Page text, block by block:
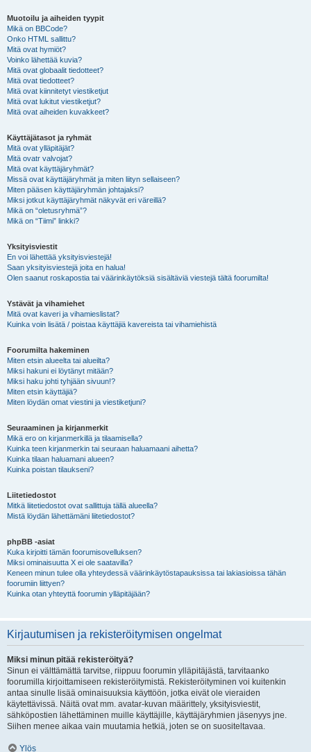
Muotoilu ja aiheiden tyypit
Mikä on BBCode?
Onko HTML sallittu?
Mitä ovat hymiöt?
Voinko lähettää kuvia?
Mitä ovat globaalit tiedotteet?
Mitä ovat tiedotteet?
Mitä ovat kiinnitetyt viestiketjut
Mitä ovat lukitut viestiketjut?
Mitä ovat aiheiden kuvakkeet?
Käyttäjätasot ja ryhmät
Mitä ovat ylläpitäjät?
Mitä ovatr valvojat?
Mitä ovat käyttäjäryhmät?
Missä ovat käyttäjäryhmät ja miten liityn sellaiseen?
Miten pääsen käyttäjäryhmän johtajaksi?
Miksi jotkut käyttäjäryhmät näkyvät eri väreillä?
Mikä on “oletusryhmä”?
Mikä on “Tiimi” linkki?
Yksityisviestit
En voi lähettää yksityisviestejä!
Saan yksityisviestejä joita en halua!
Olen saanut roskapostia tai väärinkäytöksiä sisältäviä viestejä tältä foorumilta!
Ystävät ja vihamiehet
Mitä ovat kaveri ja vihamieslistat?
Kuinka voin lisätä / poistaa käyttäjiä kavereista tai vihamiehistä
Foorumilta hakeminen
Miten etsin alueelta tai alueilta?
Miksi hakuni ei löytänyt mitään?
Miksi haku johti tyhjään sivuun!?
Miten etsin käyttäjiä?
Miten löydän omat viestini ja viestiketjuni?
Seuraaminen ja kirjanmerkit
Mikä ero on kirjanmerkillä ja tilaamisella?
Kuinka teen kirjanmerkin tai seuraan haluamaani aihetta?
Kuinka tilaan haluamani alueen?
Kuinka poistan tilaukseni?
Liitetiedostot
Mitkä liitetiedostot ovat sallittuja tällä alueella?
Mistä löydän lähettämäni liitetiedostot?
phpBB -asiat
Kuka kirjoitti tämän foorumisovelluksen?
Miksi ominaisuutta X ei ole saatavilla?
Keneen minun tulee olla yhteydessä väärinkäytöstapauksissa tai lakiasioissa tähän
foorumiin liittyen?
Kuinka otan yhteyttä foorumin ylläpitäjään?
Kirjautumisen ja rekisteröitymisen ongelmat
Miksi minun pitää rekisteröityä?
Sinun ei välttämättä tarvitse, riippuu foorumin ylläpitäjästä, tarvitaanko
foorumilla kirjoittamiseen rekisteröitymistä. Rekisteröityminen voi kuitenkin
antaa sinulle lisää ominaisuuksia käyttöön, jotka eivät ole vieraiden
käytettävissä. Näitä ovat mm. avatar-kuvan määrittely, yksityisviestit,
sähköpostien lähettäminen muille käyttäjille, käyttäjäryhmien jäsenyys jne.
Siihen menee aikaa vain muutamia hetkiä, joten se on suositeltavaa.
Ylös